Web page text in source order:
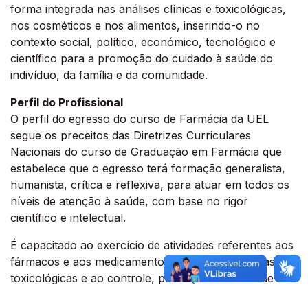
forma integrada nas análises clínicas e toxicológicas,
nos cosméticos e nos alimentos, inserindo-o no
contexto social, político, económico, tecnológico e
científico para a promoção do cuidado à saúde do
indivíduo, da família e da comunidade.
Perfil do Profissional
O perfil do egresso do curso de Farmácia da UEL
segue os preceitos das Diretrizes Curriculares
Nacionais do curso de Graduação em Farmácia que
estabelece que o egresso terá formação generalista,
humanista, crítica e reflexiva, para atuar em todos os
níveis de atenção à saúde, com base no rigor
científico e intelectual.
É capacitado ao exercício de atividades referentes aos
fármacos e aos medicamentos, às análises clínicas e
toxicológicas e ao controle, produção e análise de